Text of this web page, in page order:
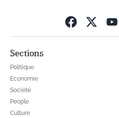
Sections
Politique
Economie
Société
People
Culture